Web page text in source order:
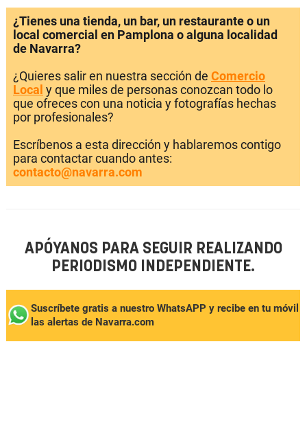
¿Tienes una tienda, un bar, un restaurante o un
local comercial en Pamplona o alguna localidad
de Navarra?
¿Quieres salir en nuestra sección de Comercio
Local y que miles de personas conozcan todo lo
que ofreces con una noticia y fotografías hechas
por profesionales?
Escríbenos a esta dirección y hablaremos contigo
para contactar cuando antes:
contacto@navarra.com
APÓYANOS PARA SEGUIR REALIZANDO
PERIODISMO INDEPENDIENTE.
Suscríbete gratis a nuestro WhatsAPP y recibe en tu móvil
las alertas de Navarra.com